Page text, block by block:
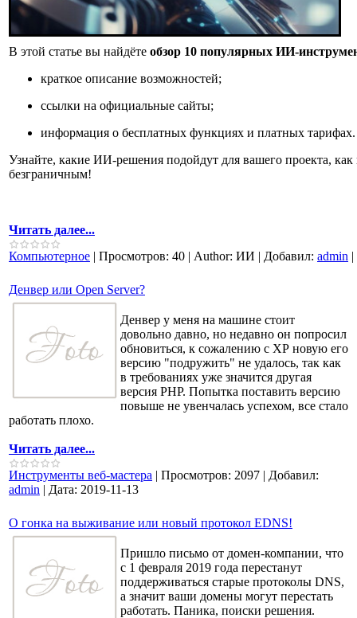
В этой статье вы найдёте обзор 10 популярных
краткое описание возможностей;
ссылки на официальные сайты;
информация о бесплатных функциях и платных тарифах.
Узнайте, какие ИИ‑решения подойдут для вашего проекта,
безграничным!
Читать далее...
Компьютерное | Просмотров: 40 | Author: ИИ | Добавил: admin |
Денвер или Open Server?
Денвер у меня на машине стоит
довольно давно, но недавно он попросил
обновиться, к сожалению с ХР новую его
версию "подружить" не удалось, так как
в требованиях уже значится другая
версия PHP. Попытка поставить версию
повыше не увенчалась успехом, все стало
работать плохо.
Читать далее...
Инструменты веб-мастера | Просмотров: 2097 | Добавил:
admin | Дата: 2019-11-13
О гонка на выживание или новый протокол EDNS!
Пришло письмо от домен-компании, что
с 1 февраля 2019 года перестанут
поддерживаться старые протоколы DNS,
а значит ваши домены могут перестать
работать. Паника, поиски решения.